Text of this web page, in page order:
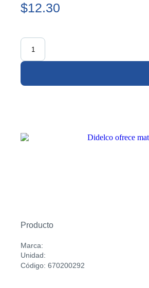
$12.30
Producto
Marca:
Unidad:
Código: 670200292